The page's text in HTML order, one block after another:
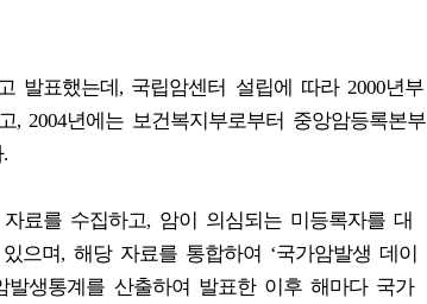
발표했는데, 국립암센터 설립에 따라 2000년부
2004년에는 보건복지부로부터 중앙암등록본부
료를 수집하고, 암이 의심되는 미등록자를 대
으며, 해당 자료를 통합하여 ‘국가암발생 데이
발생통계를 산출하여 발표한 이후 해마다 국가